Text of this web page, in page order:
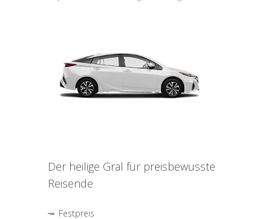
Der heilige Gral für preisbewusste
Reisende
Festpreis